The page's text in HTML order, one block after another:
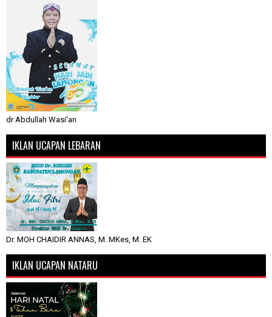
dr Abdullah Wasi'an
IKLAN UCAPAN LEBARAN
Dr. MOH CHAIDIR ANNAS, M. MKes, M. EK
IKLAN UCAPAN NATARU